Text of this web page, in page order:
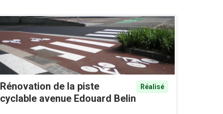
Rénovation de la piste
cyclable avenue Edouard Belin
Réalisé